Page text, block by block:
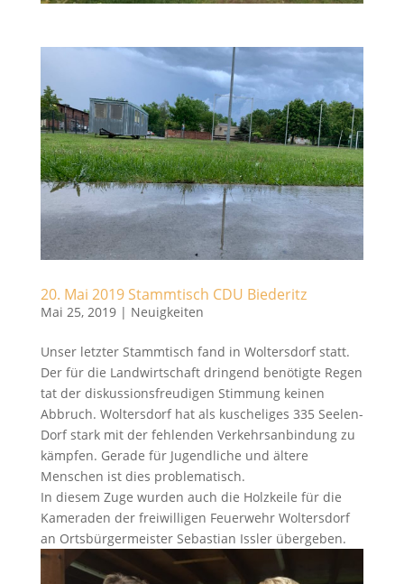
20. Mai 2019 Stammtisch CDU Biederitz
Mai 25, 2019| Neuigkeiten
Unser letzter Stammtisch fand in Woltersdorf statt.
Der für die Landwirtschaft dringend benötigte Regen
tat der diskussionsfreudigen Stimmung keinen
Abbruch. Woltersdorf hat als kuscheliges 335 Seelen-
Dorf stark mit der fehlenden Verkehrsanbindung zu
kämpfen. Gerade für Jugendliche und ältere
Menschen ist dies problematisch.
In diesem Zuge wurden auch die Holzkeile für die
Kameraden der freiwilligen Feuerwehr Woltersdorf
an Ortsbürgermeister Sebastian Issler übergeben.